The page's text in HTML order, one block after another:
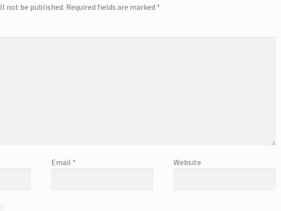
not be published. Required fields are marked *
Email * Website